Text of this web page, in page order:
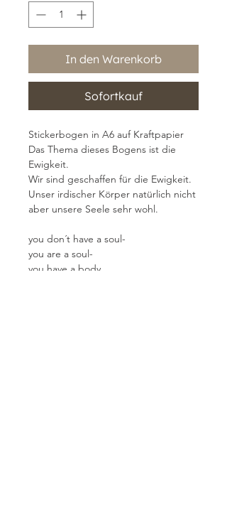
In den Warenkorb
Sofortkauf
Stickerbogen in A6 auf Kraftpapier
Das Thema dieses Bogens ist die
Ewigkeit.
Wir sind geschaffen für die Ewigkeit.
Unser irdischer Körper natürlich nicht
aber unsere Seele sehr wohl.
you don´t have a soul-
you are a soul-
you have a body